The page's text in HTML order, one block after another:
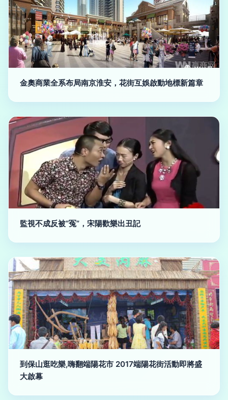
金奧商業全系布局南京淮安，花街互娛啟動地標新篇章
監視不成反被“冤”，宋陽歡樂出丑記
到保山逛吃樂,嗨翻端陽花市 2017端陽花街活動即將盛
大啟幕